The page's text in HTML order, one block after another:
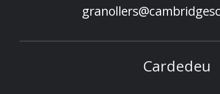
Cardedeu